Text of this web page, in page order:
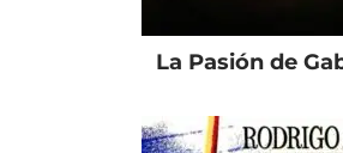
La Pasión de